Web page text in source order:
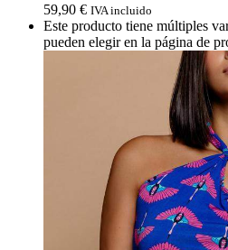
59,90 € IVA incluido
Este producto tiene múltiples
pueden elegir en la página de